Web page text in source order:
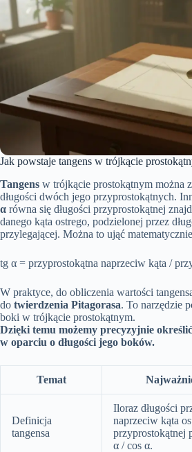
Jak powstaje tangens w trójkącie
Tangens w trójkącie prostokątnym można
długości dwóch jego przyprostokątnych.
α równa się długości przyprostokątnej
danego kąta ostrego, podzielonej przez
przylegającej. Można to ująć
tg α = przyprostokątna naprzeciw kąta /
W praktyce, do obliczenia wartości
do twierdzenia Pitagorasa. To narzędzie
boki w trójkącie prostokątnym.
Dzięki temu możemy precyzyjnie
w oparciu o długości jego boków.
Temat
Definicja
tangensa
Iloraz długości
naprzeciw kąta
przyprostokątnej
α / cos α.